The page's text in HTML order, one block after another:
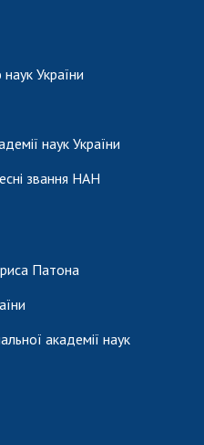
України
наук України
звання НАН
Патона
академії наук